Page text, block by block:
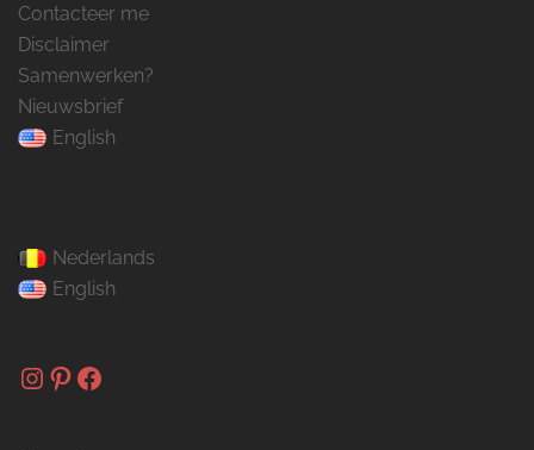
Contacteer me
Disclaimer
Samenwerken?
Nieuwsbrief
English
Nederlands
English
Instagram
Pinterest
Facebook